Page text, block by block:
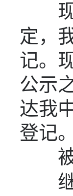
定，
记。
公示
达我
登记。
被
继